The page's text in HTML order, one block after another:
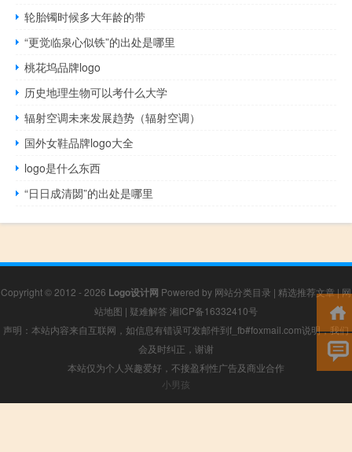
轮胎镯时候多大年龄的带
“更觉临泉心似铁”的出处是哪里
桃花坞品牌logo
历史地理生物可以考什么大学
辐射空调未来发展趋势（辐射空调）
国外女鞋品牌logo大全
logo是什么东西
“日日成清閟”的出处是哪里
Copyright © 2012 - 2026 Logo设计网 Powered by 网站分类目录 | 精选推荐文章|网
站地图 | 疑难解答 湘ICP备16332410号
声明：本站内容来自互联网，如信息有错误可发邮件到f_fb#foxmail.com说明，我们
会及时纠正，谢谢
本站仅为个人兴趣爱好，不接盈利性广告及商业合作
小男孩